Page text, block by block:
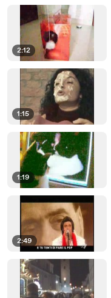
2:12
1:15
1:19
2:49